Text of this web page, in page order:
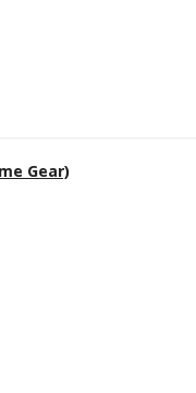
Gear)